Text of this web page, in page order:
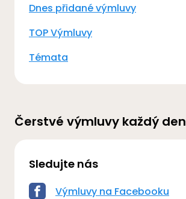
Dnes přidané výmluvy
TOP Výmluvy
Témata
Čerstvé výmluvy každý den
Sledujte nás
Výmluvy na Facebooku